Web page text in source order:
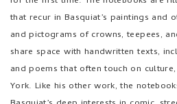
and pictograms of crowns, teepees,
share space with handwritten texts,
and poems that often touch on
York. Like his other work, the
Basquiat’s deep interests in comic,
politics, and the ephemera of urban